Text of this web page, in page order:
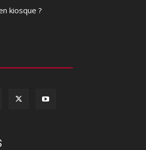
kiosque ?